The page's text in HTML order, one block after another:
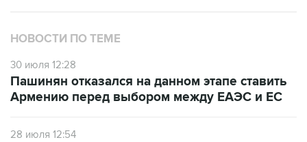
НОВОСТИ ПО ТЕМЕ
30 июля 12:28
Пашинян отказался на данном этапе ставить
Армению перед выбором между ЕАЭС и ЕС
28 июля 12:54